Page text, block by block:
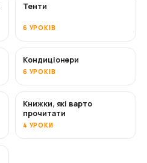
Тенти
6 УРОКІВ
СКОРО
Кондиціонери
6 УРОКІВ
СКОРО
Книжки, які варто
прочитати
4 УРОКИ